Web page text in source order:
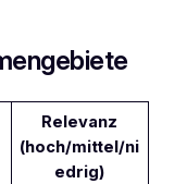
Relevanz
(hoch/mittel/ni
edrig)